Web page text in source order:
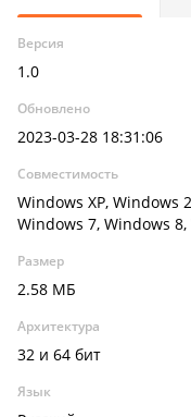
Версия
1.0
Обновлено
2023-03-28 18:31:06
Совместимость
Windows XP, Windows
Windows 7, Windows
Размер
2.58 МБ
Архитектура
32 и 64 бит
Язык